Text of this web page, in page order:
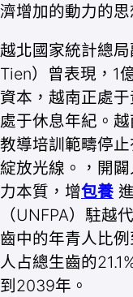
濟增加的動力的思
越北國家統計總
Tien）曾表現，1
資本，越南正處
處于休息年紀。
教導培訓範疇停
綻放光線。，開
力本質，增包養
（UNFPA）駐越
齒中的年青人比
人占總生齒的
到2039年。